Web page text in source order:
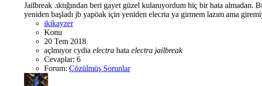
Jailbreak .ıktığından beri gayet güzel kulanıyordum hiç bir hata
yeniden başladı jb yapöak için yeniden elecrta ya girmem lazım ama
ikikayzer
Konu
20 Tem 2018
açlmıyorcydia electra hata electra jailbreak
Cevaplar: 6
Forum: Çözülmüş Sorunlar